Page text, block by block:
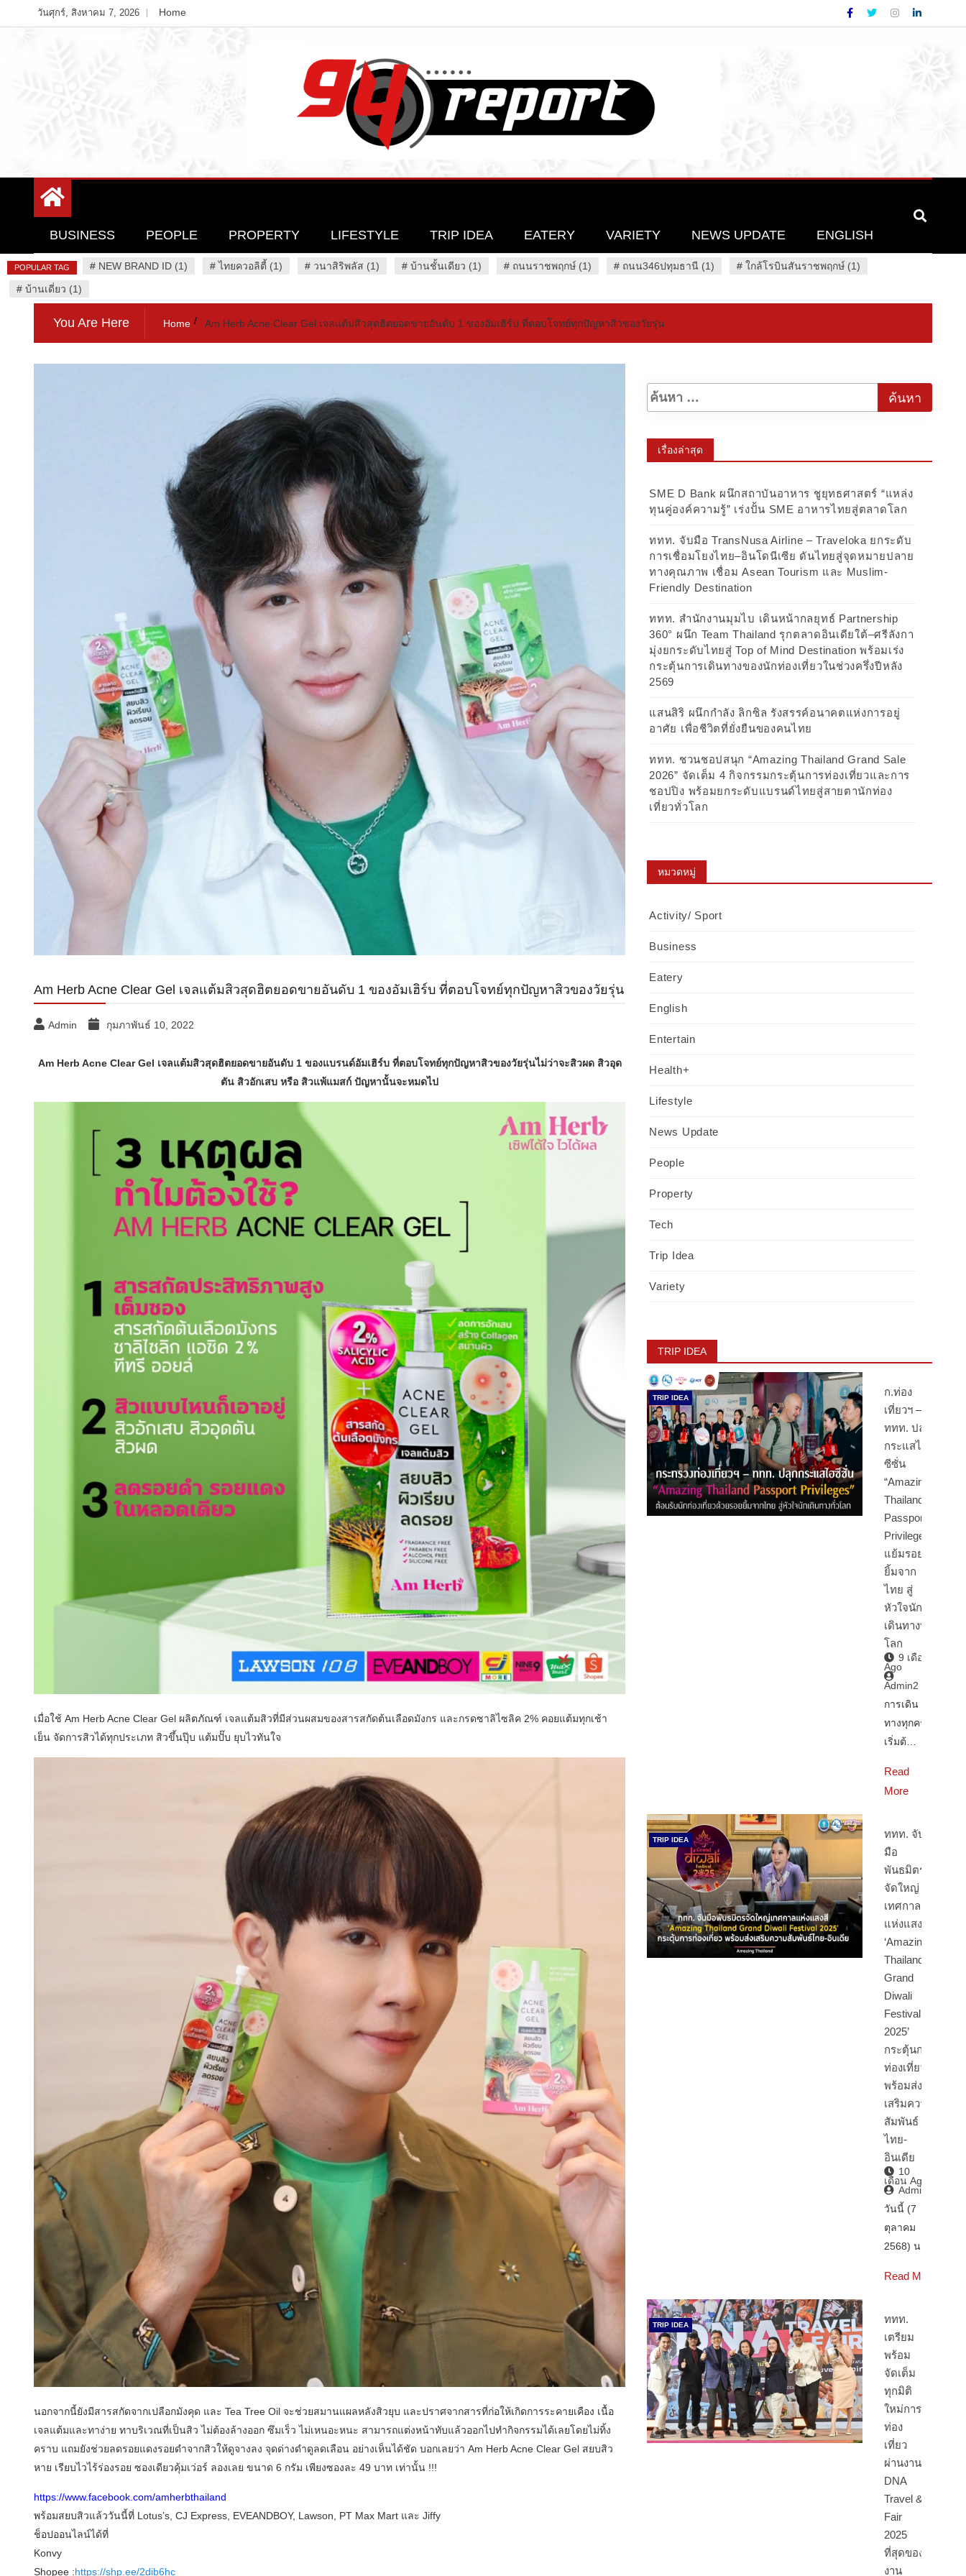
to
วันศุกร์, สิงหาคม 7, 2026 Home
94 Report.com
BUSINESS PEOPLE PROPERTY LIFESTYLE TRIP IDEA EATERY VARIETY NEWS UPDATE ENGLISH
POPULAR TAG # NEW BRAND ID (1) #ไทยควอลิตี้ (1) # วนาสิริพลัส (1) # บ้านชั้นเดียว (1) # ถนนราชพฤกษ์ (1) # ถนน346ปทุมธานี (1) # ใกล้โรบินสันราชพฤกษ์ (1)
# บ้านเดี่ยว (1)
You Are Here Home Am Herb Acne Clear Gel เจลแต้มสิวสุดฮิตยอดขายอันดับ 1 ของอัมเฮิร์บ ที่ตอบโจทย์ทุกปัญหาสิวของวัยรุ่น
Am Herb Acne Clear Gel เจลแต้มสิวสุดฮิตยอดขายอันดับ 1 ของอัมเฮิร์บ ที่ตอบโจทย์ทุกปัญหาสิวของวัยรุ่น
Admin กุมภาพันธ์ 10, 2022
Am Herb Acne Clear Gel เจลแต้มสิวสุดฮิตยอดขายอันดับ 1 ของแบรนด์อัมเฮิร์บ ที่ตอบโจทย์ทุกปัญหาสิวของวัยรุ่นไม่ว่าจะสิวผด สิวอุด
ตัน สิวอักเสบ หรือ สิวแพ้แมสก์ ปัญหานั้นจะหมดไป
เมื่อใช้ Am Herb Acne Clear Gel ผลิตภัณฑ์ เจลแต้มสิวที่มีส่วนผสมของสารสกัดต้นเลือดมังกร และกรดซาลิไซลิค 2% คอยแต้มทุกเช้า
เย็น จัดการสิวได้ทุกประเภท สิวขึ้นปุ๊บ แต้มปั๊บ ยุบไวทันใจ
นอกจากนี้ยังมีสารสกัดจากเปลือกมังคุด และ Tea Tree Oil จะช่วยสมานแผลหลังสิวยุบ และปราศจากสารที่ก่อให้เกิดการระคายเคือง เนื้อ
เจลแต้มและทาง่าย ทาบริเวณที่เป็นสิว ไม่ต้องล้างออก ซึมเร็ว ไม่เหนอะหนะ สามารถแต่งหน้าทับแล้วออกไปทำกิจกรรมได้เลยโดยไม่ทิ้ง
คราบ แถมยังช่วยลดรอยแดงรอยดำจากสิวให้ดูจางลง จุดด่างดำดูลดเลือน อย่างเห็นได้ชัด บอกเลยว่า Am Herb Acne Clear Gel สยบสิว
หาย เรียบไวไร้ร่องรอย ซองเดียวคุ้มเว่อร์ ลองเลย ขนาด 6 กรัม เพียงซองละ 49 บาท เท่านั้น !!!
https://www.facebook.com/amherbthailand
พร้อมสยบสิวแล้ววันนี้ที่ Lotus’s, CJ Express, EVEANDBOY, Lawson, PT Max Mart และ Jiffy
ช็อปออนไลน์ได้ที่
Konvy
Shopee :https://shp.ee/2dib6hc
เรื่องล่าสุด
SME D Bank ผนึกสถาบันอาหาร ชูยุทธศาสตร์ “แหล่ง
ทุนคู่องค์ความรู้” เร่งปั้น SME อาหารไทยสู่ตลาดโลก
ททท. จับมือ TransNusa Airline – Traveloka ยกระดับ
การเชื่อมโยงไทย–อินโดนีเซีย ดันไทยสู่จุดหมายปลาย
ทางคุณภาพ เชื่อม Asean Tourism และ Muslim-
Friendly Destination
ททท. สำนักงานมุมไบ เดินหน้ากลยุทธ์ Partnership
360° ผนึก Team Thailand รุกตลาดอินเดียใต้–ศรีลังกา
มุ่งยกระดับไทยสู่ Top of Mind Destination พร้อมเร่ง
กระตุ้นการเดินทางของนักท่องเที่ยวในช่วงครึ่งปีหลัง
2569
แสนสิริ ผนึกกำลัง ลิกซิล รังสรรค์อนาคตแห่งการอยู่
อาศัย เพื่อชีวิตที่ยั่งยืนของคนไทย
ททท. ชวนชอปสนุก “Amazing Thailand Grand Sale
2026” จัดเต็ม 4 กิจกรรมกระตุ้นการท่องเที่ยวและการ
ชอปปิง พร้อมยกระดับแบรนด์ไทยสู่สายตานักท่อง
เที่ยวทั่วโลก
หมวดหมู่
Activity/ Sport
Business
Eatery
English
Entertain
Health+
Lifestyle
News Update
People
Property
Tech
Trip Idea
Variety
TRIP IDEA
TRIP IDEA
ก.ท่อง
เที่ยวฯ –
ททท. ปลุก
กระแสไฮ
ซีซั่น
“Amazing
Thailand
Passport
Privileges”
แย้มรอย
ยิ้มจาก
ไทย สู่
หัวใจนัก
เดินทางทั่ว
โลก
9 เดือน
Ago
Admin2
การเดิน
ทางทุกครั้ง
เริ่มต้…
Read
More
TRIP IDEA
ททท. จับ
มือ
พันธมิตร
จัดใหญ่
เทศกาล
แห่งแสงสี
‘Amazing
Thailand
Grand
Diwali
Festival
2025’
กระตุ้นการ
ท่องเที่ยว
พร้อมส่ง
เสริมความ
สัมพันธ์
ไทย-
อินเดีย
10
เดือน Ago
Admin2
วันนี้ (7
ตุลาคม
2568) นา…
Read More
TRIP IDEA
ททท.
เตรียม
พร้อม
จัดเต็ม
ทุกมิติ
ใหม่การ
ท่อง
เที่ยว
ผ่านงาน
DNA
Travel &
Fair
2025
ที่สุดของ
งาน